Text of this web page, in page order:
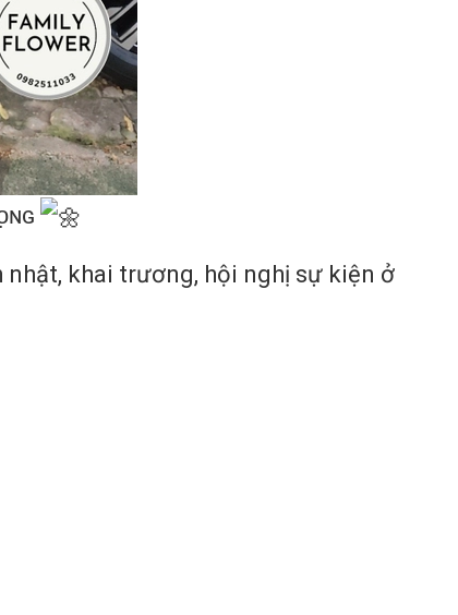
khai trương, hội nghị sự kiện ở